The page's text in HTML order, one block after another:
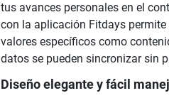
tus avances personales en el
con la aplicación Fitdays
valores específicos como
datos se pueden sincronizar sin
Diseño elegante y fácil